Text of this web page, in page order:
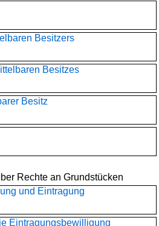
Besitzers
Besitzes
Besitz
Rechte an Grundstücken
und Eintragung
Eintragungsbewilligung